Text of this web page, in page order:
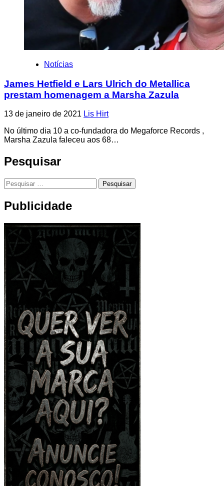
Notícias
James Hetfield e Lars Ulrich do Metallica
prestam homenagem a Marsha Zazula
13 de janeiro de 2021 Lis Hirt
No último dia 10 a co-fundadora do Megaforce Records ,
Marsha Zazula faleceu aos 68…
Pesquisar
Pesquisar
por:
Publicidade